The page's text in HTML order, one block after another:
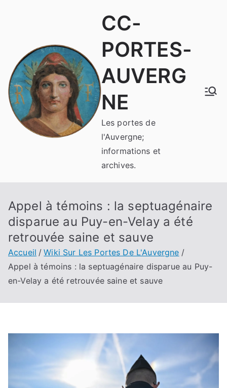
CC-
PORTES-
AUVERG
NE
Les portes de
l'Auvergne;
informations et
archives.
Appel à témoins : la septuagénaire
disparue au Puy-en-Velay a été
retrouvée saine et sauve
Accueil
Wiki Sur Les Portes De L'Auvergne
Appel à témoins : la septuagénaire disparue au Puy-
en-Velay a été retrouvée saine et sauve